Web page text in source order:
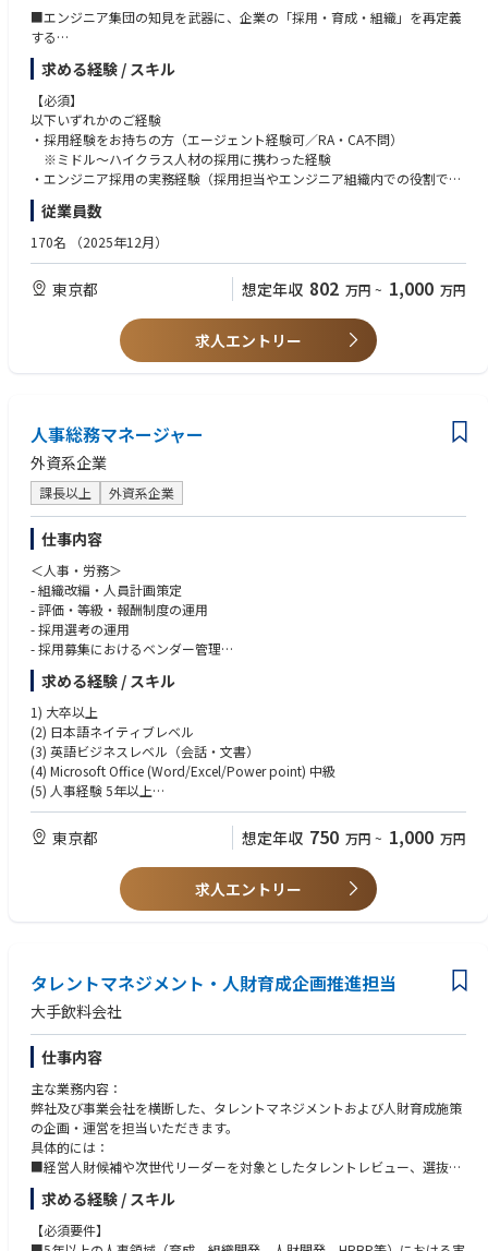
■エンジニア集団の知見を武器に、企業の「採用・育成・組織」を再定義
する
クライアントの採用プロセス全体に深く入り込み、戦略立案から実行まで
を一気通貫で支援します。
・採用戦略・広報の企画実行： 「技術の魅力」を正しく候補者に届けるた
めのストーリー設計。
・採用プロセスの最適化： 候補者体験（CX）の向上、選考フローの改
善、面接官のトレーニング。
・組織・制度設計へのコミット： 採用して終わりではなく、エンジニアが
・プロジェクトマネジメント： 複数のフリーランスHRメンバーと連携
し、支援の質を最大化するディレクション。
・新規案件の獲得・事業開発： 現場の課題感から新たなサービスラインを
・ カオスを楽しむ事業開発： サービスはまだ「検証フェーズ」。決まっ
事業部長と議論しながら、明日のRelanceのスタンダードを自ら作って
《入社後のイメージ》
入社後は、立ち上げフェーズの組織において事業部長と二人三脚で業務を
進めていただきます。
まずはOJTを通して当社の事業内容やクライアントワークの進め方を理解
いただくことからスタート。
その後、既存クライアントのプロジェクトに複数名で参画し、
案件規模や難易度に応じて担当業務を徐々にステップアップしていただき
ます。
将来的には、ご自身の担当企業を持ち、営業・支援プロジェクトの
全体統括・クライアントの採用課題解決をリードするポジションをお任せ
します。
■事業やポジションの魅力
「エンジニアのプロ」としての圧倒的な説得力
自社にSREやセキュリティの専門家を抱えるスリーシェイクだからこそ、
現場のエンジニアと同じ目線で課題を捉えることができます。
他社の採用支援にはない「技術への深い理解」を武器に、
経営層やCTOと対等に渡り合える市場価値の高いキャリアが築けます。
完成されたパッケージを売る仕事ではありません。
必要であれば新しい支援の形を自ら生み出せる裁量があります。
事業部長を筆頭に、忖度なしに高め合い、全員で喜びを分かち合う文化が
求める経験 / スキル
【必須】
以下いずれかのご経験
・採用経験をお持ちの方（エージェント経験可／RA・CA不問）
※ミドル～ハイクラス人材の採用に携わった経験
・エンジニア採用の実務経験（採用担当やエンジニア組織内での役割でも
可）
・クライアント企業の採用プロセス全体に関わる支援経験、または類似の
プロジェクト経験
【歓迎】
・コンサルティング領域での営業経験
・プロジェクトマネジメント経験
・大手企業とベンチャー企業、両方の経験
・開発言語・環境、IT業界知識（情報のキャッチアップが好きな方◎）
ら動いて形にできる方。
・利他主義とチームへの貢献： 自分の成果だけでなく、クライアントやチ
ームのために何ができるかを最優先に考えられる方。
・知的好奇心： 難易度の高い「エンジニア採用」という領域で、最新の技
術トレンドや組織のあり方を学び続ける意欲のある方。
・変化を恐れない柔軟性： 突発的な事態も「面白い」と捉え、ポジティブ
に変換できるフットワークの軽さ。
従業員数
170名 （2025年12月）
東京都 想定年収 802 万円 ~ 1,000 万円
求人エントリー
人事総務マネージャー
外資系企業
課長以上 外資系企業
仕事内容
＜人事・労務＞
- 組織改編・人員計画策定
- 評価・等級・報酬制度の運用
- 採用選考の運用
- 採用募集におけるベンダー管理
- 労働問題に関わる相談の一次窓口、個別案件の対応
- 入退社に伴う手続きと社内調整
- 社会保険・給与計算におけるベンダー管理
＜総務・IT＞
- 総務：オフィス運営、設備・備品、契約書管理、社内規程管理、社内イ
ベント企画
- IT窓口：アカウント・機器管理、ローカルITベンダー調整、障害の本社エ
スカレーション
＜本社連携＞
- 本社とのコミュニケーション
- グローバル施策の日本法人への展開・調整
- 会議運営、監査対応
求める経験 / スキル
1) 大卒以上
(2) 日本語ネイティブレベル
(3) 英語ビジネスレベル（会話・文書）
(4) Microsoft Office (Word/Excel/Power point) 中級
(5) 人事経験 5年以上
・人員計画～採用選考の経験は必須
・評価等級や労働問題など、人事上流・労務における非定型業務の経験を
歓迎
・一方、採用募集や社会保険・給与計算の経験は外注しているため不問
(6) 総務経験、または専門領域外で管理部門の運営に貢献した経験
東京都 想定年収 750 万円 ~ 1,000 万円
求人エントリー
タレントマネジメント・人財育成企画推進担当
大手飲料会社
仕事内容
主な業務内容：
弊社及び事業会社を横断した、タレントマネジメントおよび人財育成施策
の企画・運営を担当いただきます。
具体的には：
■経営人財候補や次世代リーダーを対象としたタレントレビュー、選抜育
成プログラムの企画・運営
■各社人事・経営層との連携による人財パイプラインの強化
■2027年以降に本格展開するUniversityにおける以下の取り組み
ーグループの人財育成基盤の構築・強化
求める経験 / スキル
【必須要件】